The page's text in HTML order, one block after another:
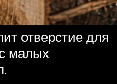
отверстие для
малых